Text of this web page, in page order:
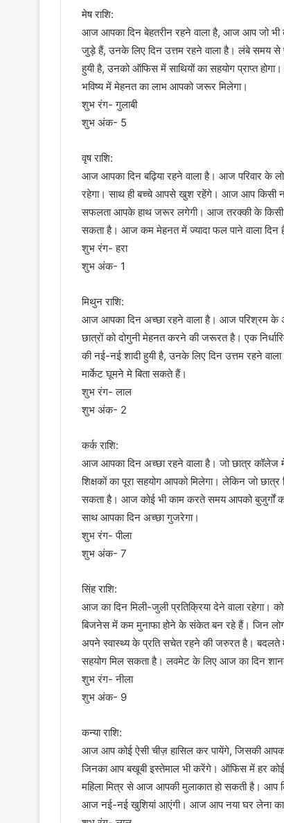
मेष राशि:
आज आपका दिन बेहतरीन रहने वाला है, आज आप जो
जुड़े हैं, उनके लिए दिन उत्तम रहने वाला है। लंबे समय
हुयी है, उनको ऑफिस में साथियों का सहयोग प्राप्त
भविष्य में मेहनत का लाभ आपको जरूर मिलेगा।
शुभ रंग- गुलाबी
शुभ अंक- 5
वृष राशि:
आज आपका दिन बढ़िया रहने वाला है। आज परिवार के
रहेगा। साथ ही बच्चे आपसे खुश रहेंगे। आज आप किसी
सफलता आपके हाथ जरूर लगेगी। आज तरक्की के किसी
सकता है। आज कम मेहनत में ज्यादा फल पाने वाला
शुभ रंग- हरा
शुभ अंक- 1
मिथुन राशि:
आज आपका दिन अच्छा रहने वाला है। आज परिश्रम के
छात्रों को दोगुनी मेहनत करने की जरूरत है। एक
की नई-नई शादी हुयी है, उनके लिए दिन उत्तम रहने
मार्केट घूमने मे बिता सकते हैं।
शुभ रंग- लाल
शुभ अंक- 2
कर्क राशि:
आज आपका दिन अच्छा रहने वाला है। जो छात्र कॉलेज
शिक्षकों का पूरा सहयोग आपको मिलेगा। लेकिन जो
सकता है। आज कोई भी काम करते समय आपको बुजुर्गों
साथ आपका दिन अच्छा गुजरेगा।
शुभ रंग- पीला
शुभ अंक- 7
सिंह राशि:
आज का दिन मिली-जुली प्रतिक्रिया देने वाला
बिजनेस में कम मुनाफा होने के संकेत बन रहे हैं। जिन
अपने स्वास्थ्य के प्रति सचेत रहने की जरुरत है। बदलते
सहयोग मिल सकता है। लवमेट के लिए आज का दिन
शुभ रंग- नीला
शुभ अंक- 9
कन्या राशि:
आज आप कोई ऐसी चीज़ हासिल कर पायेंगे, जिसकी
जिनका आप बखूबी इस्तेमाल भी करेंगे। ऑफिस में हर
महिला मित्र से आज आपकी मुलाकात हो सकती है।
आज नई-नई खुशियां आएंगी। आज आप नया घर लेना का